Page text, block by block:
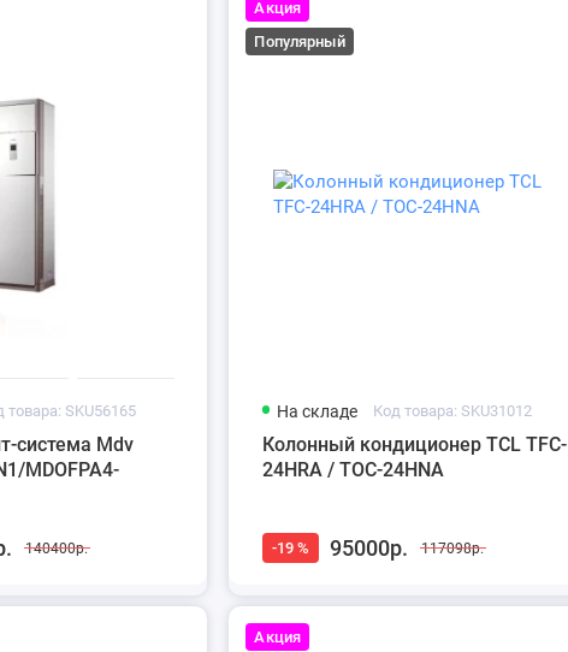
товара: SKU56165
система Mdv
MDOFPA4-
140400р.
Акция
Популярный
На складе Код товара: SKU31012
Колонный кондиционер TCL TFC-
24HRA / TOC-24HNA
-19 % 95000р. 117098р.
Акция